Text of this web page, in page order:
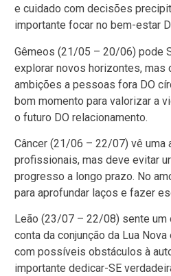
e cuidado com decisões
importante focar no bem-estar
Gêmeos (21/05 – 20/06) pode
explorar novos horizontes, mas
ambições a pessoas fora DO
bom momento para valorizar a
o futuro DO relacionamento.
Câncer (21/06 – 22/07) vê uma
profissionais, mas deve evitar
progresso a longo prazo. No
para aprofundar laços e fazer
Leão (23/07 – 22/08) sente um
conta da conjunção da Lua
com possíveis obstáculos à
importante dedicar-SE